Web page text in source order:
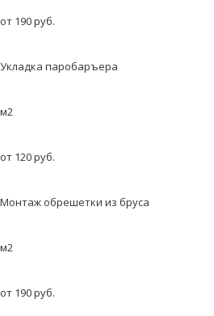
от 190 руб.
Укладка паробаръера
м2
от 120 руб.
Монтаж обрешетки из бруса
м2
от 190 руб.